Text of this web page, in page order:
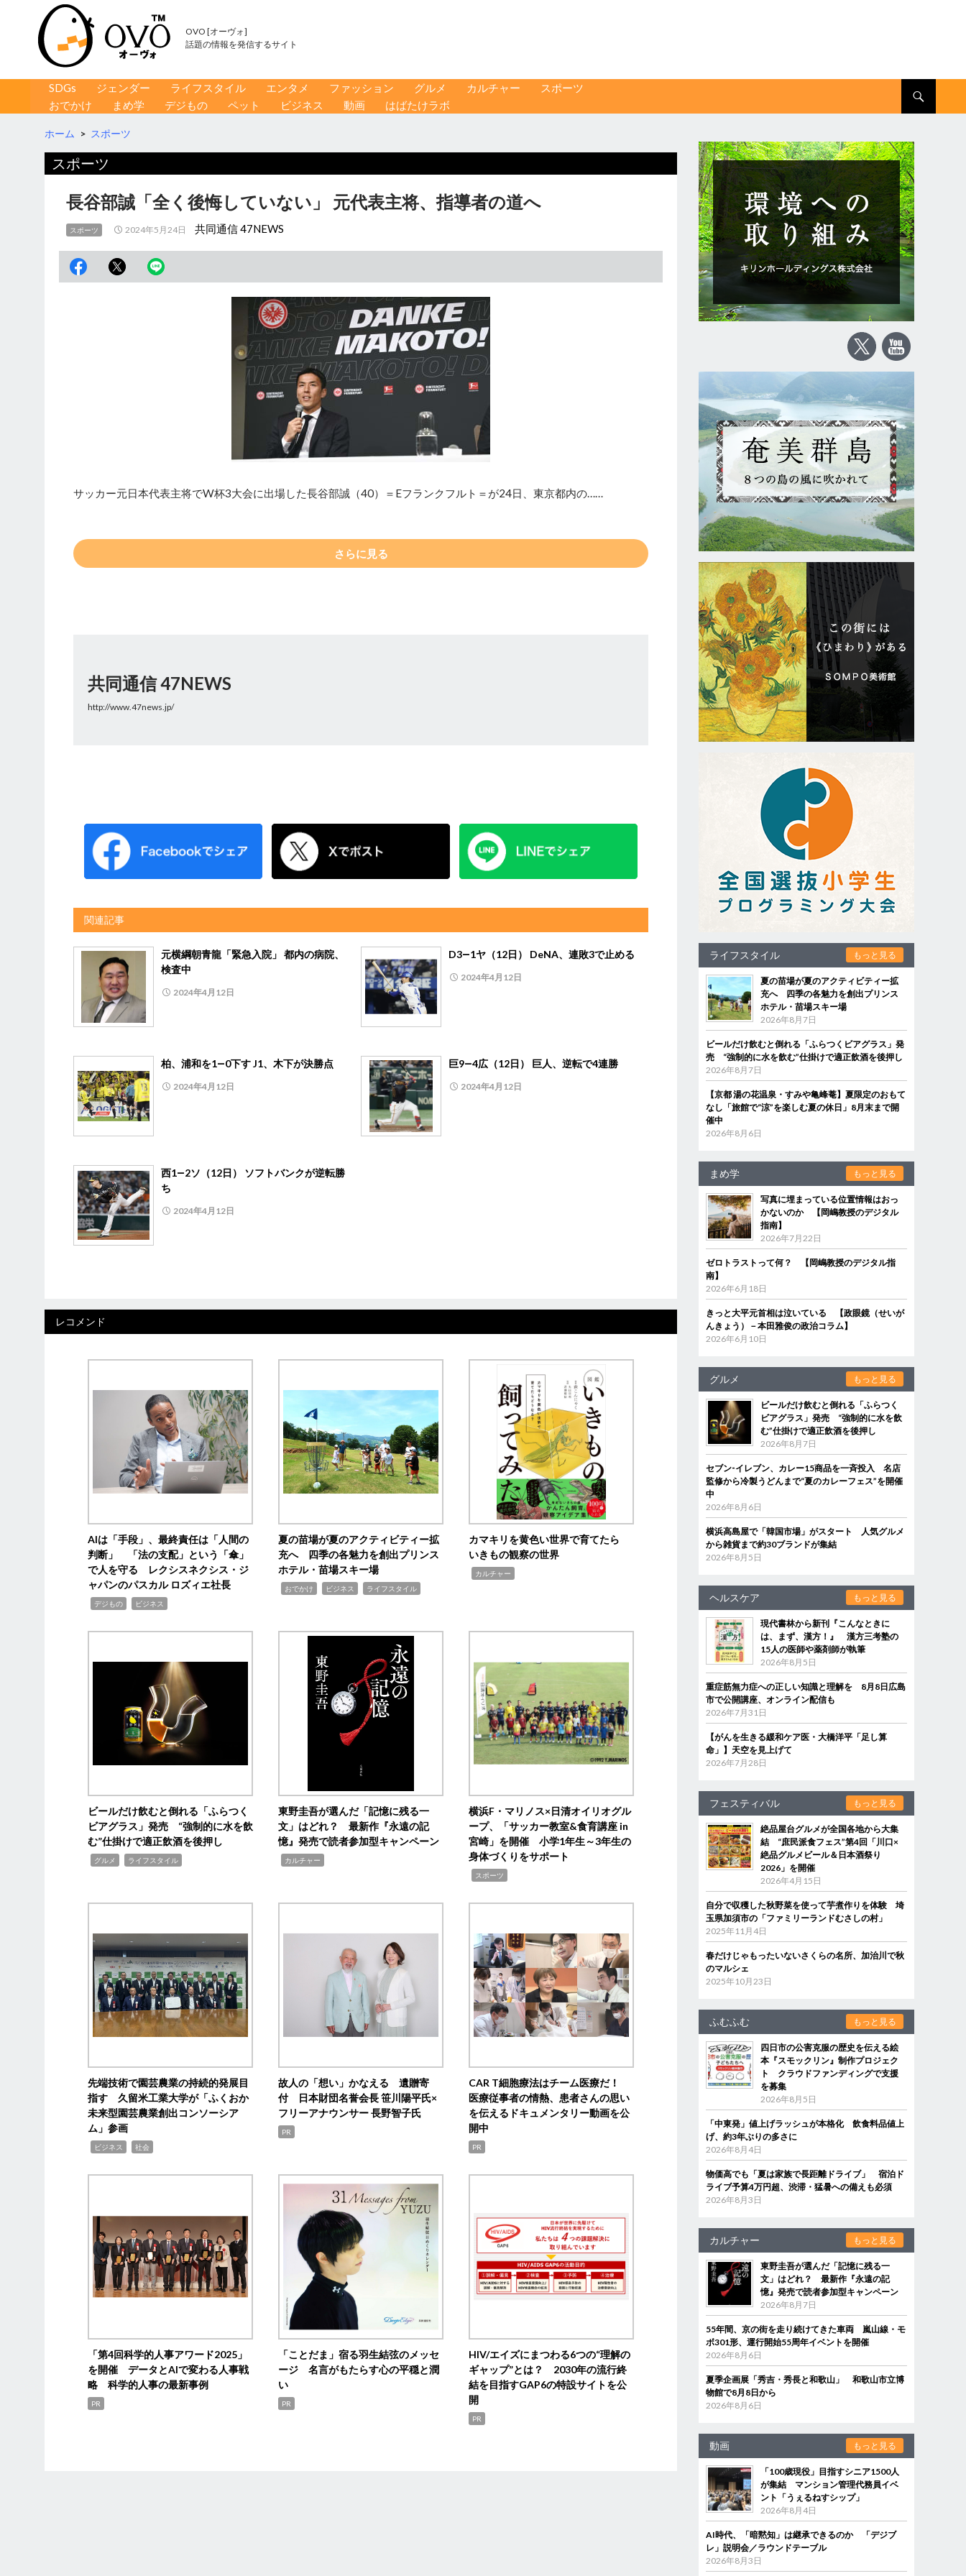
OVO [オーヴォ]
話題の情報を発信するサイト
コンテンツへ移動
SDGs ジェンダー ライフスタイル エンタメ ファッション グルメ カルチャー
スポーツ
おでかけ
まめ学 デジもの ペット ビジネス 動画 はばたけラボ
ホーム > スポーツ
スポーツ
長谷部誠「全く後悔していない」 元代表主将、指導者の道へ
スポーツ 2024年5月24日 共同通信 47NEWS
サッカー元日本代表主将でW杯3大会に出場した長谷部誠（40）＝Eフランクフルト＝が24日、東京都内の……
さらに見る
共同通信 47NEWS
http://www.47news.jp/
関連記事
元横綱朝青龍「緊急入院」 都内の病院、
検査中
2024年4月12日
D3―1ヤ（12日） DeNA、連敗3で止める
2024年4月12日
柏、浦和を1―0下す J1、木下が決勝点
2024年4月12日
巨9―4広（12日） 巨人、逆転で4連勝
2024年4月12日
西1―2ソ（12日） ソフトバンクが逆転勝
ち
2024年4月12日
レコメンド
AIは「手段」、最終責任は「人間の
判断」 「法の支配」という「傘」
で人を守る レクシスネクシス・ジ
ャパンのパスカル ロズィエ社長
デジもの ビジネス
夏の苗場が夏のアクティビティー拡
充へ 四季の各魅力を創出プリンス
ホテル・苗場スキー場
おでかけ ビジネス ライフスタイル
カマキリを黄色い世界で育てたら
いきもの観察の世界
カルチャー
ビールだけ飲むと倒れる「ふらつく
ビアグラス」発売 “強制的に水を飲
む”仕掛けで適正飲酒を後押し
グルメ ライフスタイル
東野圭吾が選んだ「記憶に残る一
文」はどれ？ 最新作『永遠の記
憶』発売で読者参加型キャンペーン
カルチャー
横浜F・マリノス×日清オイリオグル
ープ、「サッカー教室&食育講座 in
宮崎」を開催 小学1年生～3年生の
身体づくりをサポート
スポーツ
先端技術で園芸農業の持続的発展目
指す 久留米工業大学が「ふくおか
未来型園芸農業創出コンソーシア
ム」参画
ビジネス 社会
故人の「想い」かなえる 遺贈寄
付 日本財団名誉会長 笹川陽平氏×
フリーアナウンサー 長野智子氏
PR
CAR T細胞療法はチーム医療だ！
医療従事者の情熱、患者さんの思い
を伝えるドキュメンタリー動画を公
開中
PR
「第4回科学的人事アワード2025」
を開催 データとAIで変わる人事戦
略 科学的人事の最新事例
PR
「ことだま」宿る羽生結弦のメッセ
ージ 名言がもたらす心の平穏と潤
い
PR
HIV/エイズにまつわる6つの“理解の
ギャップ”とは？ 2030年の流行終
結を目指すGAP6の特設サイトを公
開
PR
ライフスタイル もっと見る
夏の苗場が夏のアクティビティー拡
充へ 四季の各魅力を創出プリンス
ホテル・苗場スキー場
2026年8月7日
ビールだけ飲むと倒れる「ふらつくビアグラス」発
売 “強制的に水を飲む”仕掛けで適正飲酒を後押し
2026年8月7日
【京都 湯の花温泉・すみや亀峰菴】夏限定のおもて
なし「旅館で“涼”を楽しむ夏の休日」8月末まで開
催中
2026年8月6日
まめ学 もっと見る
写真に埋まっている位置情報はおっ
かないのか 【岡嶋教授のデジタル
指南】
2026年7月22日
ゼロトラストって何？ 【岡嶋教授のデジタル指
南】
2026年6月18日
きっと大平元首相は泣いている 【政眼鏡（せいが
んきょう）－本田雅俊の政治コラム】
2026年6月10日
グルメ もっと見る
ビールだけ飲むと倒れる「ふらつく
ビアグラス」発売 “強制的に水を飲
む”仕掛けで適正飲酒を後押し
2026年8月7日
セブン‐イレブン、カレー15商品を一斉投入 名店
監修から冷製うどんまで“夏のカレーフェス”を開催
中
2026年8月6日
横浜高島屋で「韓国市場」がスタート 人気グルメ
から雑貨まで約30ブランドが集結
2026年8月5日
ヘルスケア もっと見る
現代書林から新刊『こんなときに
は、まず、漢方！』 漢方三考塾の
15人の医師や薬剤師が執筆
2026年8月5日
重症筋無力症への正しい知識と理解を 8月8日広島
市で公開講座、オンライン配信も
2026年7月31日
【がんを生きる緩和ケア医・大橋洋平「足し算
命」】天空を見上げて
2026年7月28日
フェスティバル もっと見る
絶品屋台グルメが全国各地から大集
結 “庶民派食フェス”第4回「川口×
絶品グルメビール＆日本酒祭り
2026」を開催
2026年4月15日
自分で収穫した秋野菜を使って芋煮作りを体験 埼
玉県加須市の「ファミリーランドむさしの村」
2025年11月4日
春だけじゃもったいないさくらの名所、加治川で秋
のマルシェ
2025年10月23日
ふむふむ もっと見る
四日市の公害克服の歴史を伝える絵
本『スモックリン』制作プロジェク
ト クラウドファンディングで支援
を募集
2026年8月5日
「中東発」値上げラッシュが本格化 飲食料品値上
げ、約3年ぶりの多さに
2026年8月4日
物価高でも「夏は家族で長距離ドライブ」 宿泊ド
ライブ予算4万円超、渋滞・猛暑への備えも必須
2026年8月3日
カルチャー もっと見る
東野圭吾が選んだ「記憶に残る一
文」はどれ？ 最新作『永遠の記
憶』発売で読者参加型キャンペーン
2026年8月7日
55年間、京の街を走り続けてきた車両 嵐山線・モ
ボ301形、運行開始55周年イベントを開催
2026年8月6日
夏季企画展「秀吉・秀長と和歌山」 和歌山市立博
物館で8月8日から
2026年8月6日
動画 もっと見る
「100歳現役」目指すシニア1500人
が集結 マンション管理代務員イベ
ント「うぇるねすシップ」
2026年8月4日
AI時代、「暗黙知」は継承できるのか 「デジブ
レ」説明会／ラウンドテーブル
2026年8月3日